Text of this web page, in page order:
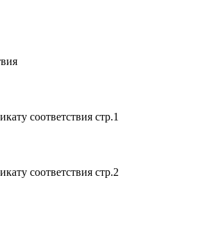
соответствия стр.1
соответствия стр.2